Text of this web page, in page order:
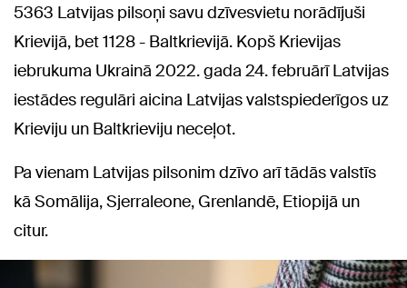
5363 Latvijas pilsoņi savu dzīvesvietu norādījuši
Krievijā, bet 1128 - Baltkrievijā. Kopš Krievijas
iebrukuma Ukrainā 2022. gada 24. februārī Latvijas
iestādes regulāri aicina Latvijas valstspiederīgos uz
Krieviju un Baltkrieviju neceļot.
Pa vienam Latvijas pilsonim dzīvo arī tādās valstīs
kā Somālija, Sjerraleone, Grenlandē, Etiopijā un
citur.